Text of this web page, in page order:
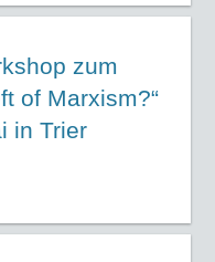
zum
of Marxism?“
in Trier